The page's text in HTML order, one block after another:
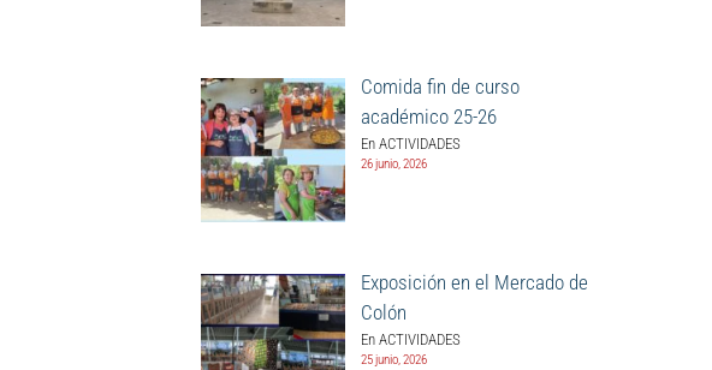
Comida fin de curso
académico 25-26
En ACTIVIDADES
26 junio, 2026
Exposición en el Mercado de
Colón
En ACTIVIDADES
25 junio, 2026